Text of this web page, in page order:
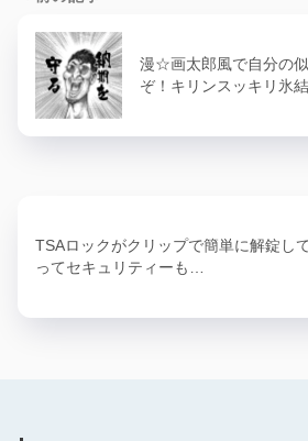
漫☆画太郎風で自分の
ぞ！キリンスッキリ氷
TSAロックがクリップで簡単に解錠し
ってセキュリティーも…